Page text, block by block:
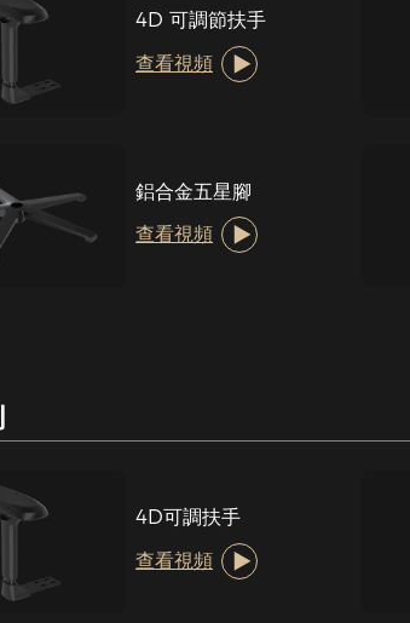
4D 可調節扶手
查看視頻
鋁合金五星腳
查看視頻
4D可調扶手
查看視頻